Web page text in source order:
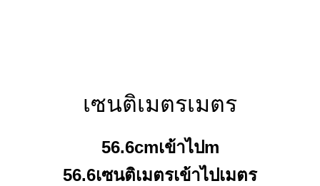
เซนติเมตรเมตร
56.6cmเข้าไปm
56.6เซนติเมตรเข้าไปเมตร